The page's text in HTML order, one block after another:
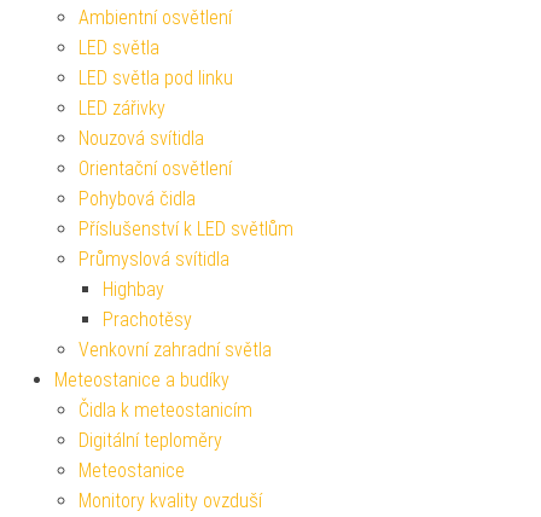
Ambientní osvětlení
LED světla
LED světla pod linku
LED zářivky
Nouzová svítidla
Orientační osvětlení
Pohybová čidla
Příslušenství k LED světlům
Průmyslová svítidla
Highbay
Prachotěsy
Venkovní zahradní světla
Meteostanice a budíky
Čidla k meteostanicím
Digitální teploměry
Meteostanice
Monitory kvality ovzduší